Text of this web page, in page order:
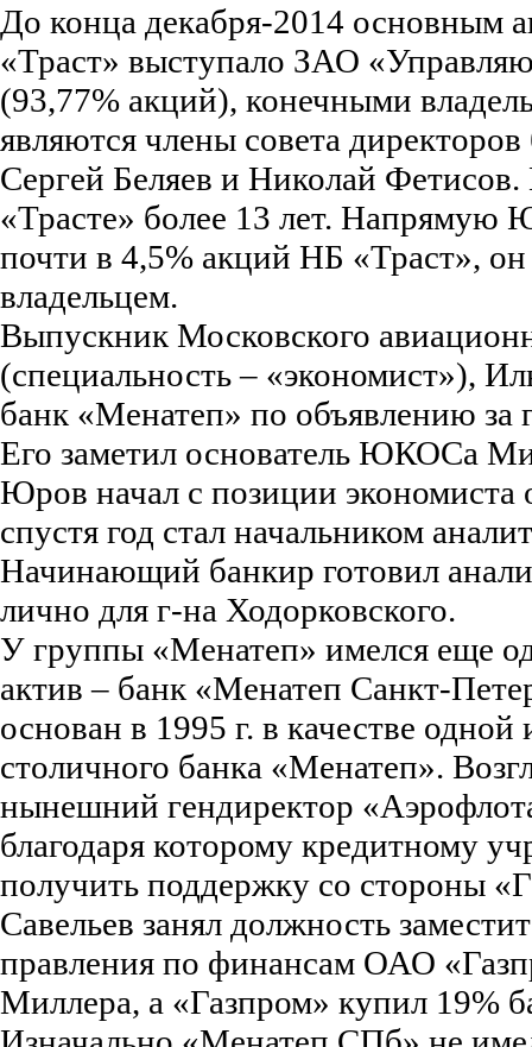
До конца декабря-2014 основным
«Траст» выступало ЗАО
(93,77% акций), конечными
являются члены совета
Сергей Беляев и Николай Фетисов.
«Трасте» более 13 лет. Напрямую
почти в 4,5% акций НБ «Траст»,
владельцем.
Выпускник Московского
(специальность – «экономист»),
банк «Менатеп» по объявлению за
Его заметил основатель ЮКОСа
Юров начал с позиции экономиста
спустя год стал начальником
Начинающий банкир готовил
лично для г-на Ходорковского.
У группы «Менатеп» имелся еще
актив – банк «Менатеп Санкт-
основан в 1995 г. в качестве одной
столичного банка «Менатеп».
нынешний гендиректор
благодаря которому кредитному
получить поддержку со стороны
Савельев занял должность
правления по финансам ОАО
Миллера, а «Газпром» купил 19%